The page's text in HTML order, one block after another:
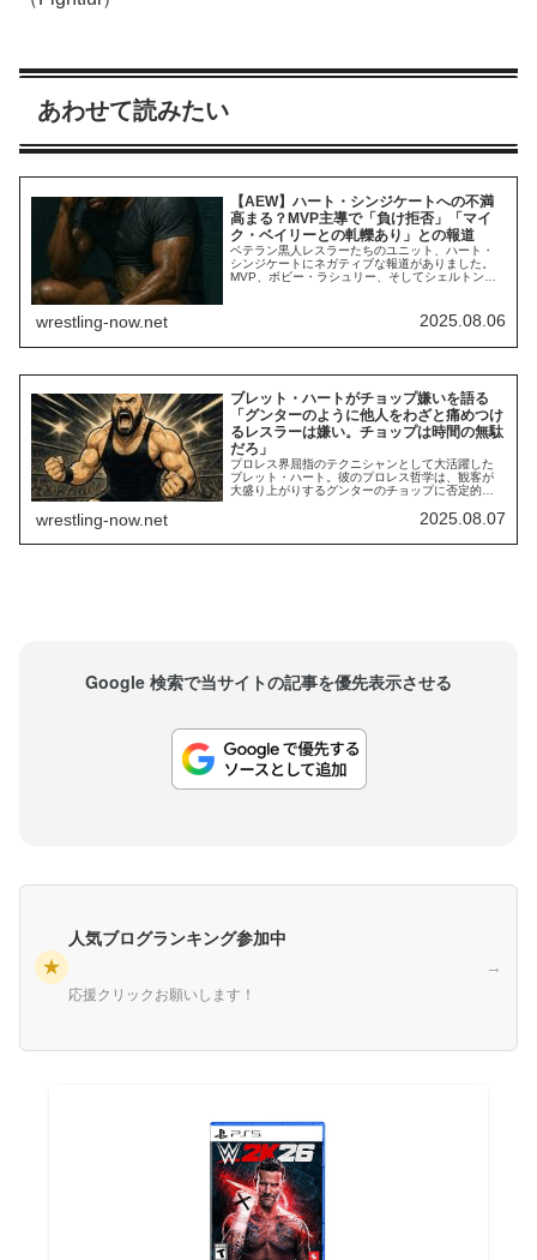
あわせて読みたい
【AEW】ハート・シンジケートへの不満
高まる？MVP主導で「負け拒否」「マイ
ク・ベイリーとの軋轢あり」との報道
ベテラン黒人レスラーたちのユニット、ハート・
シンジケートにネガティブな報道がありました。
MVP、ボビー・ラシュリー、そしてシェルトン・
線で結果を残しています。しかし、バックステー
ジでは、主にMVPが揉め事の中心になっているよ
wrestling-now.net 2025.08.06
ブレット・ハートがチョップ嫌いを語る
「グンターのように他人をわざと痛めつけ
るレスラーは嫌い。チョップは時間の無駄
だろ」
プロレス界屈指のテクニシャンとして大活躍した
ブレット・ハート。彼のプロレス哲学は、観客が
大盛り上がりするグンターのチョップに否定的な
グンターといえば、あまりにも強烈なチョップ。
わる必殺技で、これまでに何人ものレスラーを痛
wrestling-now.net 2025.08.07
Google 検索で当サイトの記事を優先表示させる
★
人気ブログランキング参加中
応援クリックお願いします！
→